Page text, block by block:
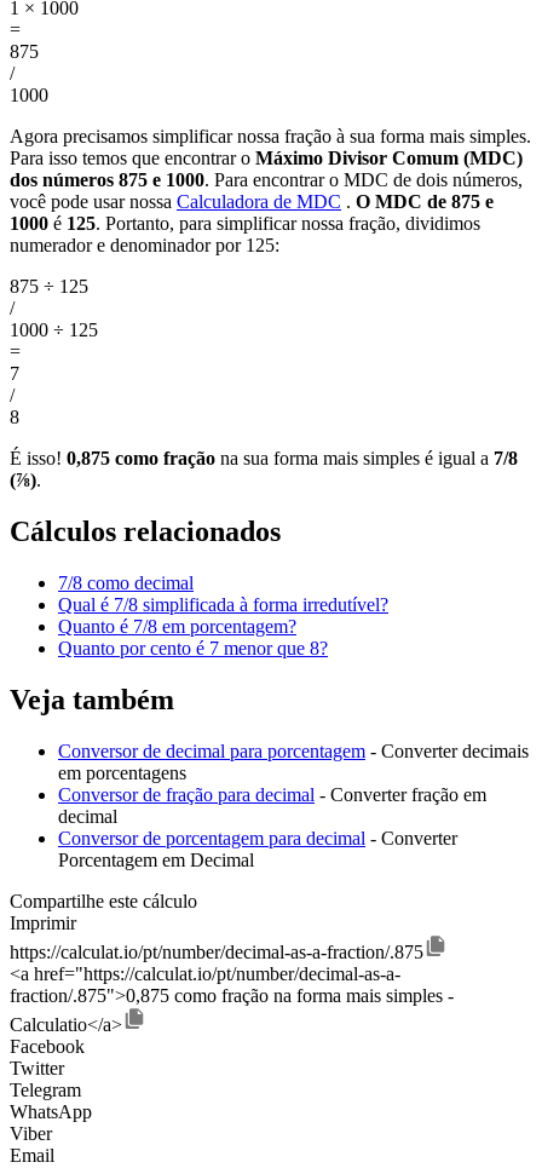
1 × 1000
=
875
/
1000
Agora precisamos simplificar nossa fração à sua forma mais simples.
Para isso temos que encontrar o Máximo Divisor Comum (MDC)
dos números 875 e 1000. Para encontrar o MDC de dois números,
você pode usar nossa Calculadora de MDC . O MDC de 875 e
1000 é 125. Portanto, para simplificar nossa fração, dividimos
numerador e denominador por 125:
875 ÷ 125
/
1000 ÷ 125
=
7
/
8
É isso! 0,875 como fração na sua forma mais simples é igual a 7/8
(⅞).
Cálculos relacionados
7/8 como decimal
Qual é 7/8 simplificada à forma irredutível?
Quanto é 7/8 em porcentagem?
Quanto por cento é 7 menor que 8?
Veja também
Conversor de decimal para porcentagem - Converter decimais
em porcentagens
Conversor de fração para decimal - Converter fração em
decimal
Conversor de porcentagem para decimal - Converter
Porcentagem em Decimal
Compartilhe este cálculo
Imprimir
https://calculat.io/pt/number/decimal-as-a-fraction/.875
<a href="https://calculat.io/pt/number/decimal-as-a-
fraction/.875">0,875 como fração na forma mais simples -
Calculatio</a>
Facebook
Twitter
Telegram
WhatsApp
Viber
Email